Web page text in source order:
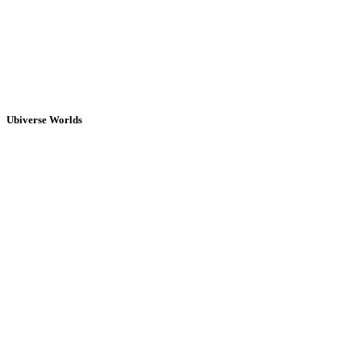
Ubiverse Worlds